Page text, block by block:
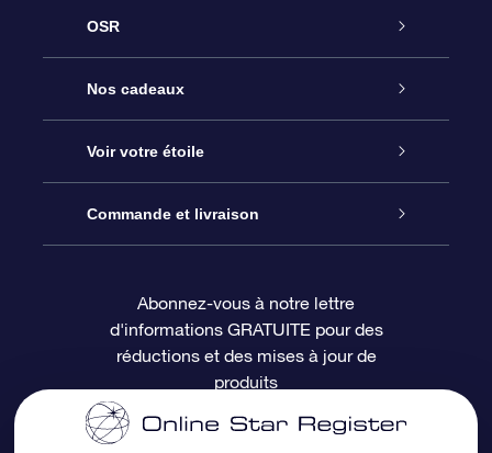
OSR
Service
À propos de l’OSR
Nous contacter
Questions fréquemment posées
Revues
Nos cadeaux
Cadeau d’étoile en ligne
Coffret cadeau OSR
Carte cadeau OSR
Voir votre étoile
Registre des étoiles
Page d’accueil personnalisée
Commande et livraison
Informations de paiement
Informations d’expédition
Abonnez-vous à notre lettre
d'informations GRATUITE pour des
réductions et des mises à jour de
produits